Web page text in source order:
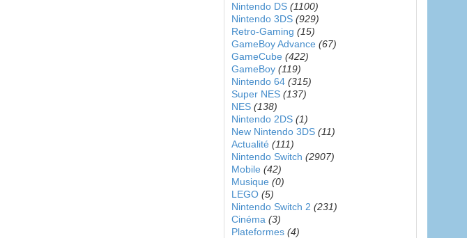
Nintendo DS (1100)
Nintendo 3DS (929)
Retro-Gaming (15)
GameBoy Advance (67)
GameCube (422)
GameBoy (119)
Nintendo 64 (315)
Super NES (137)
NES (138)
Nintendo 2DS (1)
New Nintendo 3DS (11)
Actualité (111)
Nintendo Switch (2907)
Mobile (42)
Musique (0)
LEGO (5)
Nintendo Switch 2 (231)
Cinéma (3)
Plateformes (4)